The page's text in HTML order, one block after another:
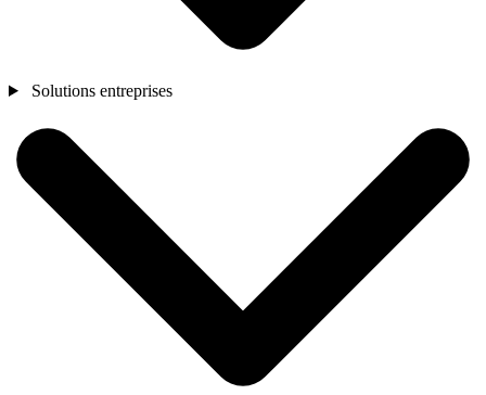
Solutions entreprises